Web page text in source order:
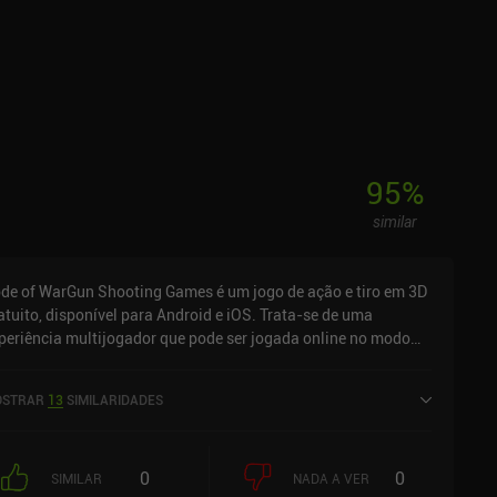
95%
similar
of WarGun Shooting Games é um jogo de ação e tiro em 3D
disponível para Android e iOS. Trata-se de uma
multijogador que pode ser jogada online no modo
de 2018 e tem uma classificação atual de 4,4 de 5,0 no
13 SIMILARIDADES
SIMILAR 0 NADA A VER 0